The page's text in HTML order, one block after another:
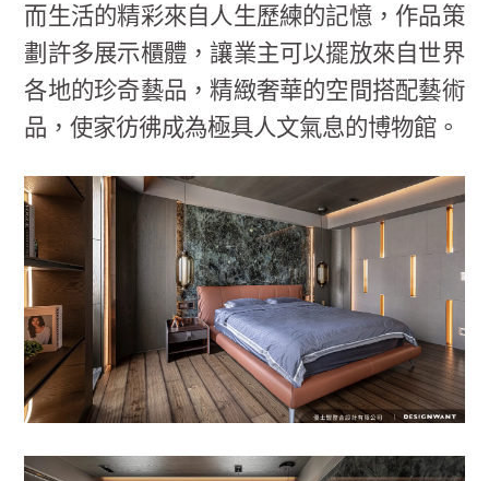
而生活的精彩來自人生歷練的記憶，作品策
劃許多展示櫃體，讓業主可以擺放來自世界
各地的珍奇藝品，精緻奢華的空間搭配藝術
品，使家彷彿成為極具人文氣息的博物館。